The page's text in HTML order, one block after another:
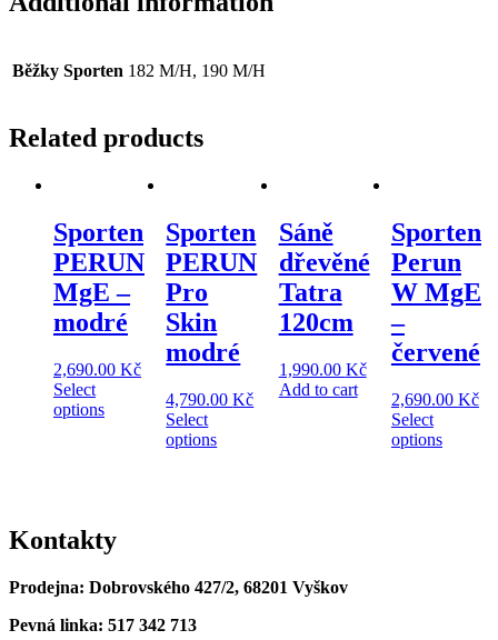
Běžky Sporten 182 M/H, 190 M/H
Related products
Sporten
PERUN
MgE –
modré
2,690.00 Kč
Select
options
Sporten
PERUN
Pro
Skin
modré
4,790.00Kč
Select
options
Sáně
dřevěné
Tatra
120cm
1,990.00 Kč
Add to cart
Sporten
Perun
W MgE
–
červené
2,690.00 Kč
Select
options
Kontakty
Prodejna: Dobrovského 427/2, 68201 Vyškov
Pevná linka: 517 342 713